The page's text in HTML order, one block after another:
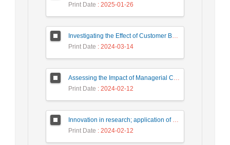
Print Date : 2025-01-26
Investigating the Effect of Customer Brand Identification on Social Influence, Experimental Hedonic Value and Repurchase Intention by Explaining the Role of Antecedent Factors
Print Date : 2024-03-14
Assessing the Impact of Managerial Capacity, Political Relationships, and Financial Crisis on Performance Improvement, Risk Management and Price Crash of accepted Banks in TEHRAN stock exchange: Combined method of data envelopment analysis and regression estimation of sls2
Print Date : 2024-02-12
Innovation in research; application of ICT for research challenges in IRAN
Print Date : 2024-02-12